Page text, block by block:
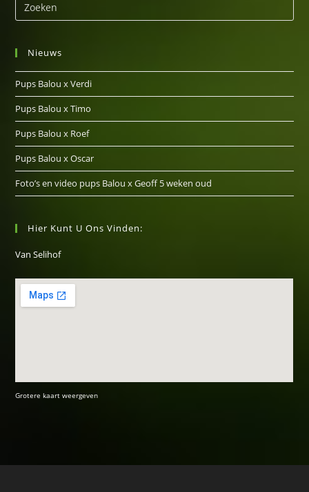
Nieuws
Pups Balou x Verdi
Pups Balou x Timo
Pups Balou x Roef
Pups Balou x Oscar
Foto’s en video pups Balou x Geoff 5 weken oud
Hier Kunt U Ons Vinden:
Van Selihof
Grotere kaart weergeven